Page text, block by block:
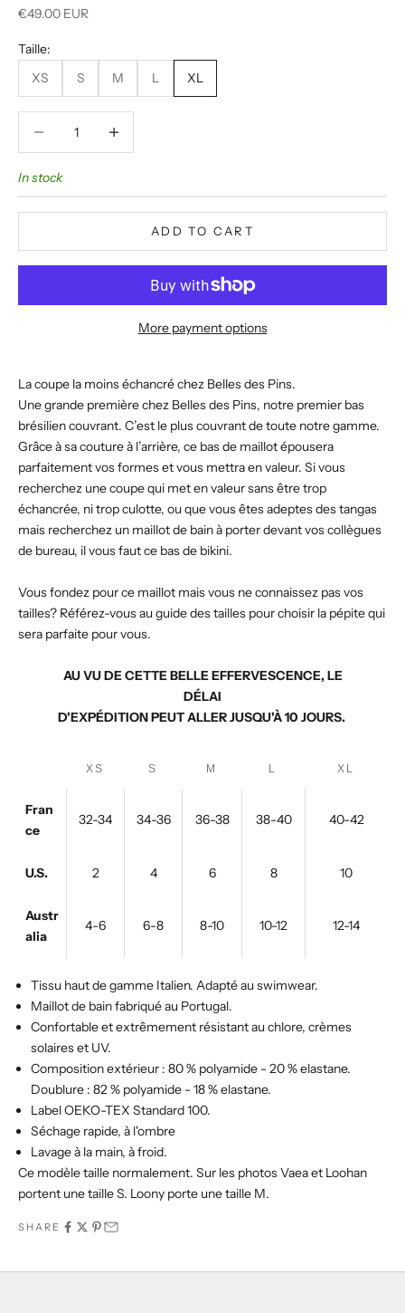
Sale price
€49.00 EUR
Taille:
XS
S M L XL
In stock
ADD TO CART
More payment options
La coupe la moins échancré chez Belles des Pins.
Une grande première chez Belles des Pins, notre premier bas
brésilien couvrant. C’est le plus couvrant de toute notre gamme.
Grâce à sa couture à l’arrière, ce bas de maillot épousera
parfaitement vos formes et vous mettra en valeur. Si vous
recherchez une coupe qui met en valeur sans être trop
échancrée, ni trop culotte, ou que vous êtes adeptes des tangas
mais recherchez un maillot de bain à porter devant vos collègues
de bureau, il vous faut ce bas de bikini.
Vous fondez pour ce maillot mais vous ne connaissez pas vos
tailles? Référez-vous au guide des tailles pour choisir la pépite qui
sera parfaite pour vous.
AU VU DE CETTE BELLE EFFERVESCENCE, LE
DÉLAI
D'EXPÉDITION PEUT ALLER JUSQU'À10 JOURS.
XS S M L XL
Fran
ce
32-34 34-36 36-38 38-40 40-42
U.S. 2 4 6 8 10
Austr
alia
4-6 6-8 8-10 10-12 12-14
Tissu haut de gamme Italien. Adapté au swimwear.
Maillot de bain fabriqué au Portugal.
Confortable et extrêmement résistant au chlore, crèmes
solaires et UV.
Composition extérieur : 80 % polyamide - 20 % elastane.
Doublure : 82% polyamide - 18 % elastane.
Label OEKO-TEX Standard 100.
Séchage rapide, à l'ombre
Lavage à la main, à froid.
Ce modèle taille normalement. Sur les photos Vaea et Loohan
portent une taille S. Loony porte une taille M.
SHARE